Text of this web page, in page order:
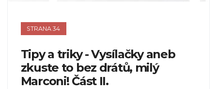
STRANA 34
Tipy a triky - Vysílačky aneb
zkuste to bez drátů, milý
Marconi! Část II.